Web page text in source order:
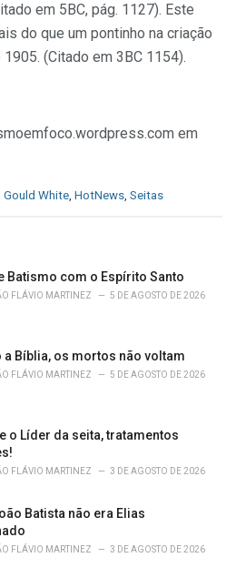
em 5BC, pág. 1127). Este
do que um pontinho na criação
(Citado em 3BC 1154).
em
Gould White, HotNews, Seitas
Batismo com o Espírito Santo
FLÁVIO MARTINEZ 5 DE AGOSTO DE 2026
a Bíblia, os mortos não voltam
FLÁVIO MARTINEZ 5 DE AGOSTO DE 2026
o Líder da seita, tratamentos
FLÁVIO MARTINEZ 3 DE AGOSTO DE 2026
Batista não era Elias
FLÁVIO MARTINEZ 3 DE AGOSTO DE 2026